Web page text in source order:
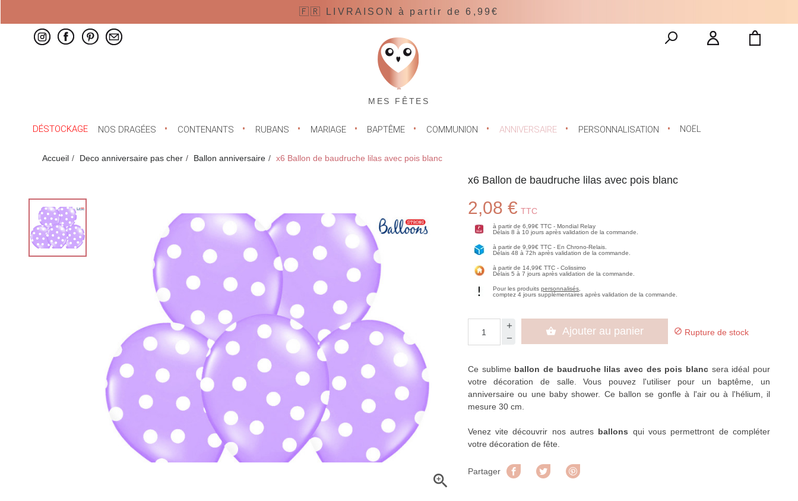
🇫🇷 LIVRAISON à partir de 6,99€
MES FÊTES
DÉSTOCKAGE NOS DRAGÉES CONTENANTS RUBANS MARIAGE BAPTÊME COMMUNION ANNIVERSAIRE PERSONNALISATION NOËL
Accueil Deco anniversaire pas cher Ballon anniversaire x6 Ballon de baudruche lilas avec pois blanc

x6 Ballon de baudruche lilas avec pois blanc
2,08 € TTC
à partir de 6,99€ TTC - Mondial Relay
Délais 8 à 10 jours après validation de la commande.
à partir de 9,99€ TTC - En Chrono-Relais.
Délais 48 à 72h après validation de la commande.
à partir de 14,99€ TTC - Colissimo
Délais 5 à 7 jours après validation de la commande.
Pour les produitspersonnalisés
comptez 4 jours supplémentaires après validation de la commande.
 Ajouter au panier  Rupture de stock
Ce sublime ballon de baudruche lilas avec des pois blancsera idéal pour
votre décoration de salle. Vous pouvez l'utiliser pour un baptême, un
anniversaire ou une baby shower. Ce ballon se gonfle à l'air ou à l'hélium, il
mesure 30 cm.
Venez vite découvrir nos autres ballons qui vous permettront de compléter
votre décoration de fête.
Partager Partager Tweet